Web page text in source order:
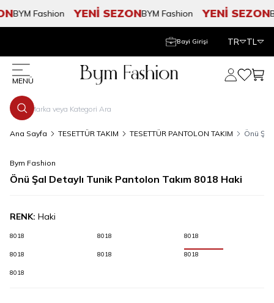
BYM Fashion YENİ SEZONBYM Fashion YENİ SEZON
Bayi Girişi TR TL
MENÜ
Hesabım
Ana Sayfa TESETTÜR TAKIM TESETTÜR PANTOLON TAKIM Önü Şal
Bym Fashion
Önü Şal Detaylı Tunik Pantolon Takım 8018 Haki
RENK: Haki
8018 8018 8018
8018 8018 8018
8018